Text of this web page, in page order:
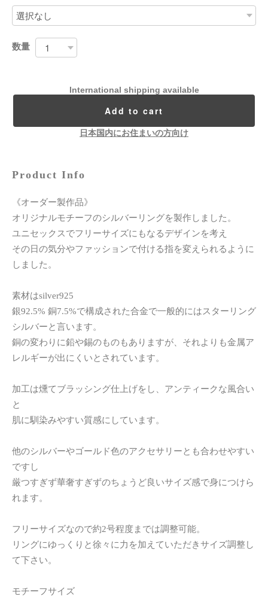
数量
International shipping available
Add to cart
日本国内にお住まいの方向け
Product Info
《オーダー製作品》
オリジナルモチーフのシルバーリングを製作しました。
ユニセックスでフリーサイズにもなるデザインを考え
その日の気分やファッションで付ける指を変えられるように
しました。
素材はsilver925
銀92.5% 銅7.5%で構成された合金で一般的にはスターリング
シルバーと言います。
銅の変わりに鉛や錫のものもありますが、それよりも金属ア
レルギーが出にくいとされています。
加工は燻てブラッシング仕上げをし、アンティークな風合い
と
肌に馴染みやすい質感にしています。
他のシルバーやゴールド色のアクセサリーとも合わせやすい
ですし
厳つすぎず華奢すぎずのちょうど良いサイズ感で身につけら
れます。
フリーサイズなので約2号程度までは調整可能。
リングにゆっくりと徐々に力を加えていただきサイズ調整し
て下さい。
モチーフサイズ